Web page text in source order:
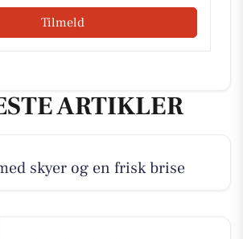
Tilmeld
ARTIKLER
skyer og en frisk brise